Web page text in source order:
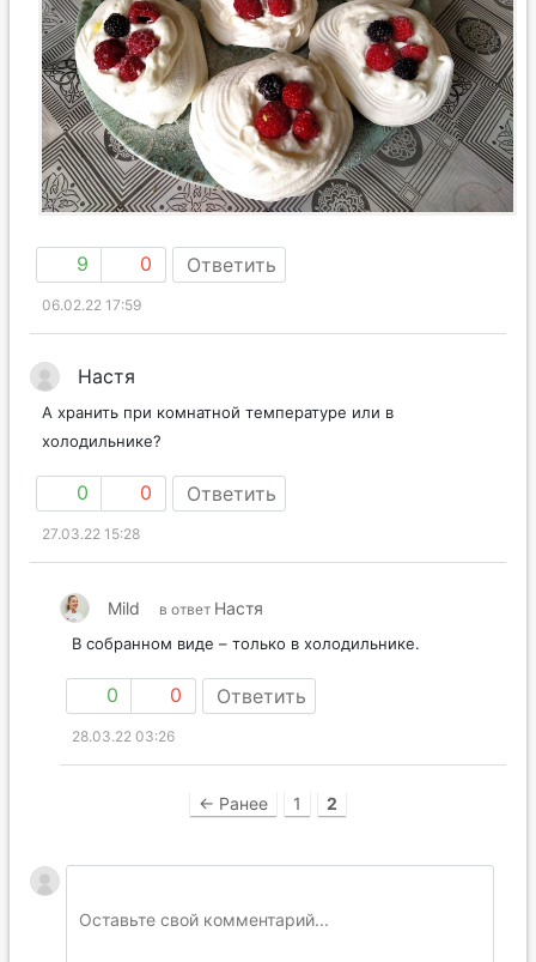
9 0 Ответить
06.02.22 17:59
Настя
А хранить при комнатной температуре или в
холодильнике?
0 0 Ответить
27.03.22 15:28
Mild в ответ Настя
В собранном виде – только в холодильнике.
0 0 Ответить
28.03.22 03:26
← Ранее 1 2